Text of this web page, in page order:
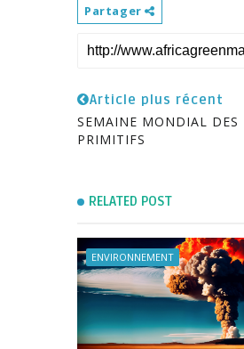
Partager
Article plus récent
SEMAINE MONDIAL
PRIMITIFS
RELATED POST
ENVIRONNEMENT